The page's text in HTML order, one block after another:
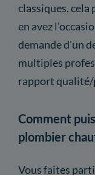
classiques, cela
en avez
demande d'un
multiples
rapport
Comment
plombier
Vous faites